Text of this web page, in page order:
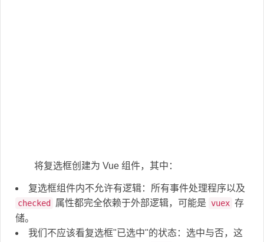
将复选框创建为 Vue 组件，其中：
复选框组件内不允许有逻辑：所有事件处理程序以及
checked 属性都完全依赖于外部逻辑，可能是 vuex 存
储。
我们不应该看复选框"已选中"的状态：选中与否，这